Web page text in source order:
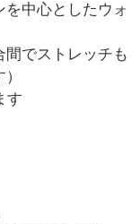
を中心としたウォ
間でストレッチも
す